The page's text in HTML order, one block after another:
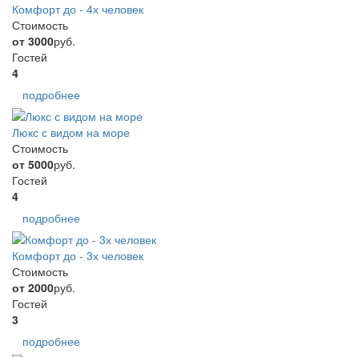
Комфорт до - 4х человек
Стоимость
от 3000руб.
Гостей
4
подробнее
Люкс с видом на море
Стоимость
от 5000руб.
Гостей
4
подробнее
Комфорт до - 3х человек
Стоимость
от 2000руб.
Гостей
3
подробнее